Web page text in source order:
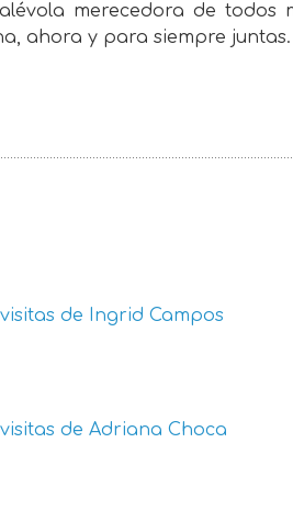
merecedora de todos
ahora y para siempre juntas.
de Ingrid Campos
de Adriana Choca